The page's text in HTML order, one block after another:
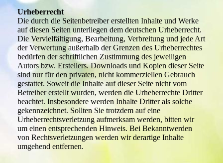
Urheberrecht
Die durch die Seitenbetreiber erstellten Inhalte und Werke
auf diesen Seiten unterliegen dem deutschen Urheberrecht.
Die Vervielfältigung, Bearbeitung, Verbreitung und jede Art
der Verwertung außerhalb der Grenzen des Urheberrechtes
bedürfen der schriftlichen Zustimmung des jeweiligen
Autors bzw. Erstellers. Downloads und Kopien dieser Seite
sind nur für den privaten, nicht kommerziellen Gebrauch
gestattet. Soweit die Inhalte auf dieser Seite nicht vom
Betreiber erstellt wurden, werden die Urheberrechte Dritter
beachtet. Insbesondere werden Inhalte Dritter als solche
gekennzeichnet. Sollten Sie trotzdem auf eine
Urheberrechtsverletzung aufmerksam werden, bitten wir
um einen entsprechenden Hinweis. Bei Bekanntwerden
von Rechtsverletzungen werden wir derartige Inhalte
umgehend entfernen.